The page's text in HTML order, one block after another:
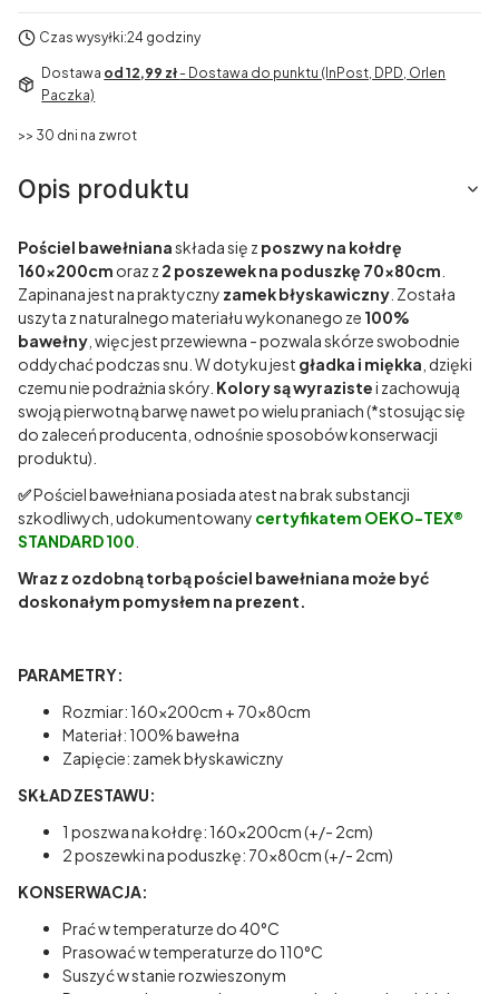
Czas wysyłki:24 godziny
Dostawa od 12,99 zł - Dostawa do punktu (InPost, DPD, Orlen
Paczka)
>> 30 dni na zwrot
Opis produktu
Pościel bawełnianaskłada się z poszwy na kołdrę
160x200cm oraz z 2 poszewek na poduszkę 70x80cm
Zapinana jest na praktyczny zamek błyskawiczny . Została
uszyta z naturalnego materiału wykonanego ze 100%
bawełny , więc jest przewiewna - pozwala skórze swobodnie
oddychać podczas snu. W dotyku jest gładka i miękka , dzięki
czemu nie podrażnia skóry. Kolory są wyrazistei zachowują
swoją pierwotną barwę nawet po wielu praniach (*stosując się
do zaleceń producenta, odnośnie sposobów konserwacji
produktu).
✅Pościel bawełniana posiada atest na brak substancji
szkodliwych, udokumentowany certyfikatem OEKO-TEX®
STANDARD 100
Wraz z ozdobną torbą pościel bawełniana może być
doskonałym pomysłem na prezent.
PARAMETRY:
Rozmiar: 160x200cm + 70x80cm
Materiał: 100% bawełna
Zapięcie: zamek błyskawiczny
SKŁAD ZESTAWU:
1 poszwa na kołdrę: 160x200cm (+/- 2cm)
2 poszewki na poduszkę: 70x80cm (+/- 2cm)
KONSERWACJA:
Prać w temperaturze do 40°C
Prasować w temperaturze do 110°C
Suszyć w stanie rozwieszonym